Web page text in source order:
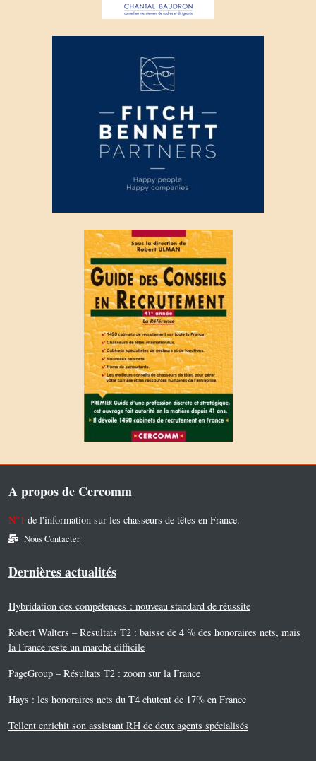
A propos de Cercomm
N°1 de l'information sur les chasseurs de têtes en France.
Nous Contacter
Dernières actualités
Hybridation des compétences : nouveau standard de réussite
Robert Walters – Résultats T2 : baisse de 4 % des honoraires nets, mais
la France reste un marché difficile
PageGroup – Résultats T2 : zoom sur la France
Hays : les honoraires nets du T4 chutent de 17% en France
Tellent enrichit son assistant RH de deux agents spécialisés